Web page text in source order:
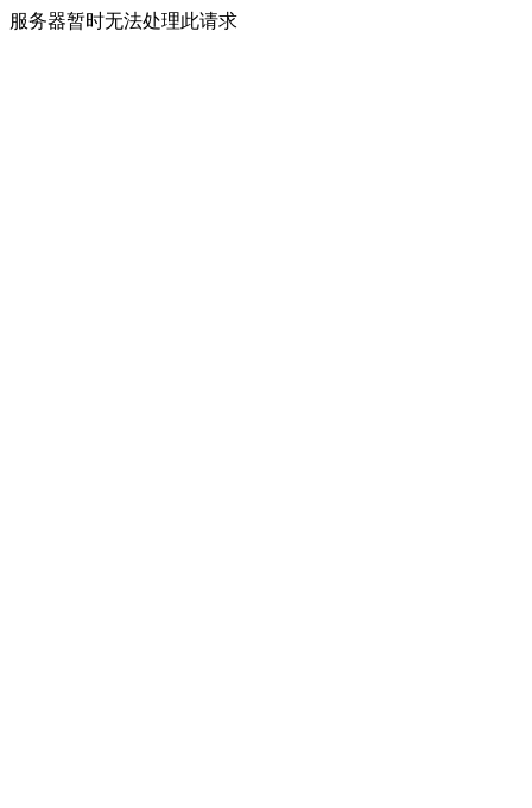
服务器暂时无法处理此请求